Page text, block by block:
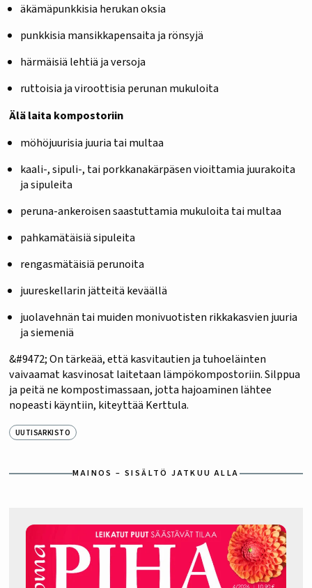
äkämäpunkkisia herukan oksia
punkkisia mansikkapensaita ja rönsyjä
härmäisiä lehtiä ja versoja
ruttoisia ja viroottisia perunan mukuloita
Älä laita kompostoriin
möhöjuurisia juuria tai multaa
kaali-, sipuli-, tai porkkanakärpäsen vioittamia juurakoita
ja sipuleita
peruna-ankeroisen saastuttamia mukuloita tai multaa
pahkamätäisiä sipuleita
rengasmätäisiä perunoita
juureskellarin jätteitä keväällä
juolavehnän tai muiden monivuotisten rikkakasvien juuria
ja siemeniä
&#9472; On tärkeää, että kasvitautien ja tuhoeläinten
vaivaamat kasvinosat laitetaan lämpökompostoriin. Silppua
ja peitä ne kompostimassaan, jotta hajoaminen lähtee
nopeasti käyntiin, kiteyttää Kerttula.
UUTISARKISTO
MAINOS – SISÄLTÖ JATKUU ALLA